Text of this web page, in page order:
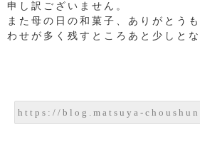
申し訳ございません。
また母の日の和菓子、ありがとう
わせが多く残すところあと少しとな